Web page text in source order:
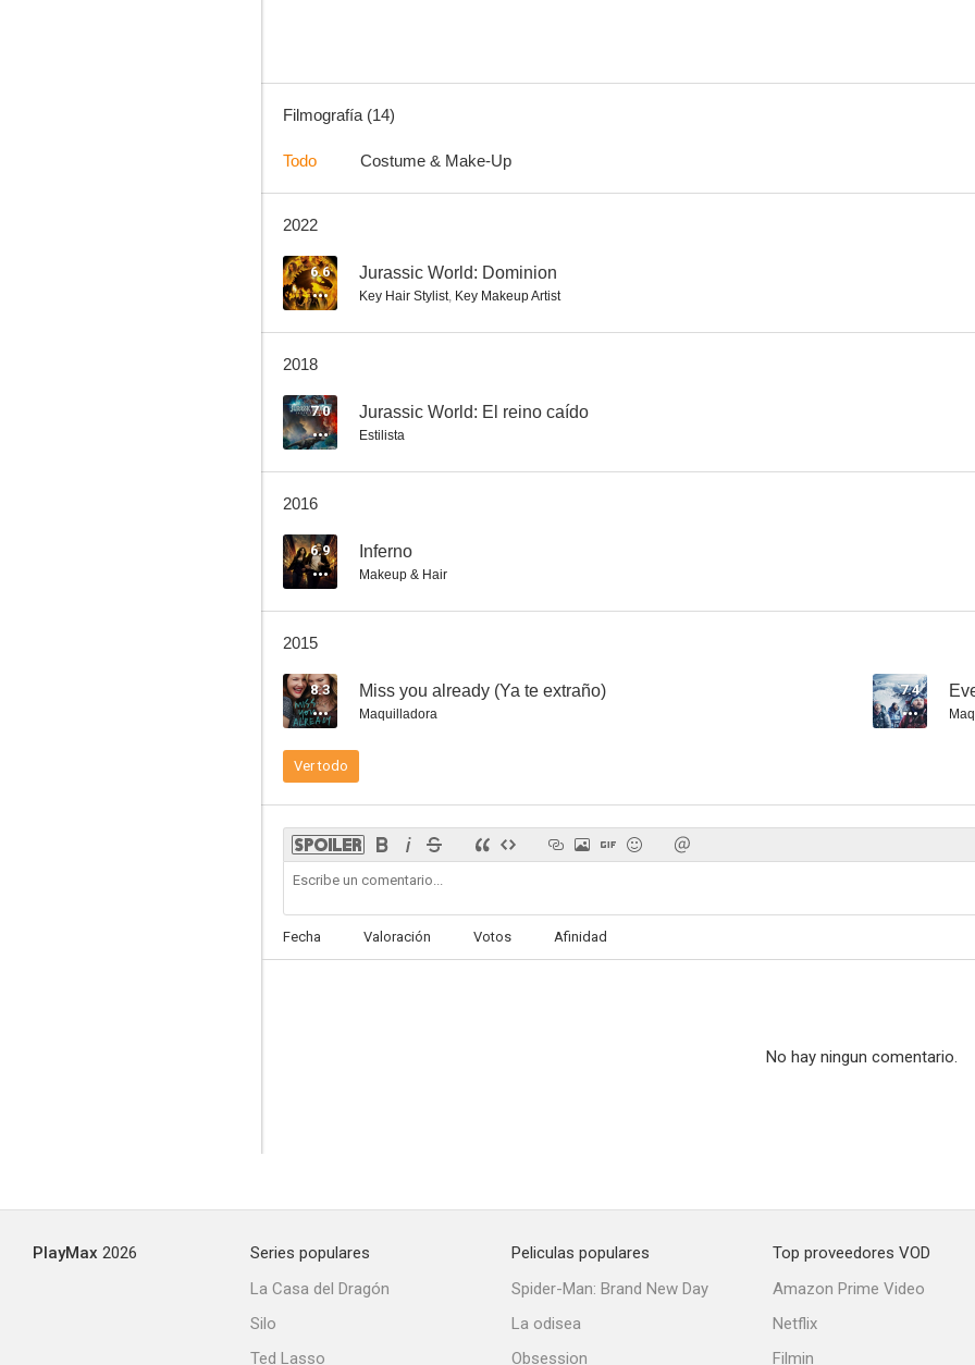
Filmografía (14)
Todo Costume & Make-Up
2022
6.6 Jurassic World: Dominion
Key Hair Stylist, Key Makeup Artist
2018
7.0 Jurassic World: El reino caído
Estilista
2016
6.9 Inferno
Makeup & Hair
2015
8.3 Miss you already (Ya te extraño)
Maquilladora
7.4
Ver todo
Fecha Valoración Votos Afinidad
No hay ningun comentario.
PlayMax 2026
Series populares
La Casa del Dragón
Silo
Ted Lasso
Peliculas populares
Spider-Man: Brand New Day
La odisea
Obsession
Top proveedores VOD
Amazon Prime Video
Netflix
Filmin